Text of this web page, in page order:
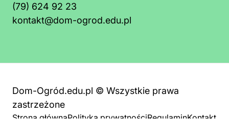
(79) 624 92 23
kontakt@dom-ogrod.edu.pl
Dom-Ogród.edu.pl © Wszystkie prawa
zastrzeżone